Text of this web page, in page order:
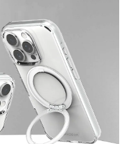
太沒誠意」「我們才剛開始曖
水、手錶了，有沒有真的用得
實用又高顏值的東西犒賞自
歡。1️⃣ BT21 宇宙閃耀包組合
行動電源送給 BT21 粉絲，絕
設計軟萌療癒，每個表情都讓
磁吸行動電源，不只外型吸
充電快速又穩定。從顏值到效
，還是旅行途中，都是最貼